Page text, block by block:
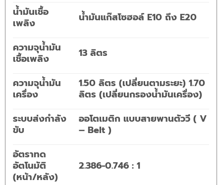
น้ำมันเชื้อ
เพลิง
น้ำมันแก๊สโซฮอล์ E10 ถึง E20
ความจุน้ำมัน
เชื้อเพลิง
13 ลิตร
ความจุน้ำมัน
เครื่อง
1.50 ลิตร (เปลี่ยนตามระยะ) 1.70
ลิตร (เปลี่ยนกรองน้ำมันเครื่อง)
ระบบส่งกำลัง
ขับ
ออโตเมติก แบบสายพานตัววี ( V
– Belt )
อัตราทด
อัตโนมัติ
(หน้า/หลัง)
2.386-0.746 : 1